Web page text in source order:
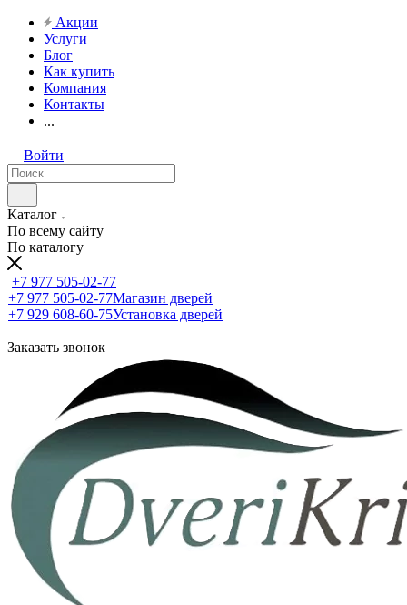
Акции
Услуги
Блог
Как купить
Компания
Контакты
...
Войти
Каталог
По всему сайту
По каталогу
+7 977 505-02-77
+7 977 505-02-77Магазин дверей
+7 929 608-60-75Установка дверей
Заказать звонок